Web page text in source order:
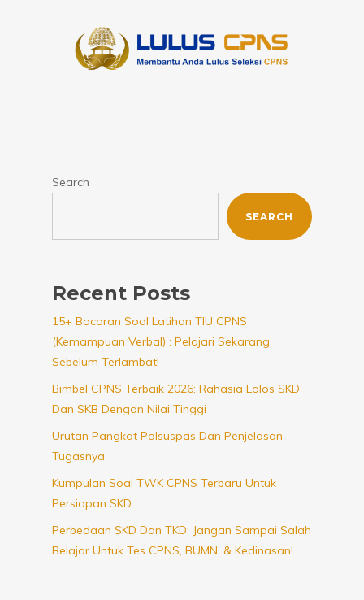
Search
SEARCH
Recent Posts
15+ Bocoran Soal Latihan TIU CPNS
(Kemampuan Verbal) : Pelajari Sekarang
Sebelum Terlambat!
Bimbel CPNS Terbaik 2026: Rahasia Lolos SKD
Dan SKB Dengan Nilai Tinggi
Urutan Pangkat Polsuspas Dan Penjelasan
Tugasnya
Kumpulan Soal TWK CPNS Terbaru Untuk
Persiapan SKD
Perbedaan SKD Dan TKD: Jangan Sampai Salah
Belajar Untuk Tes CPNS, BUMN, & Kedinasan!